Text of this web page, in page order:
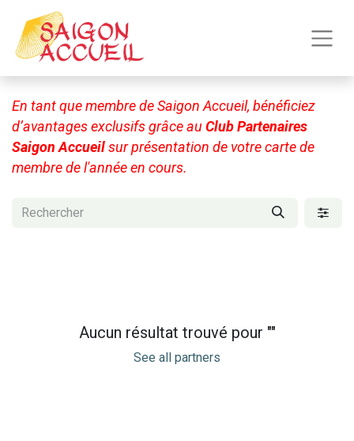
En tant que membre de Saigon Accueil, bénéficiez
d’avantages exclusifs grâce au Club Partenaires
Saigon Accueilsur présentation de votre carte de
membre de l'année en cours.
Aucun résultat trouvé pour ""
See all partners